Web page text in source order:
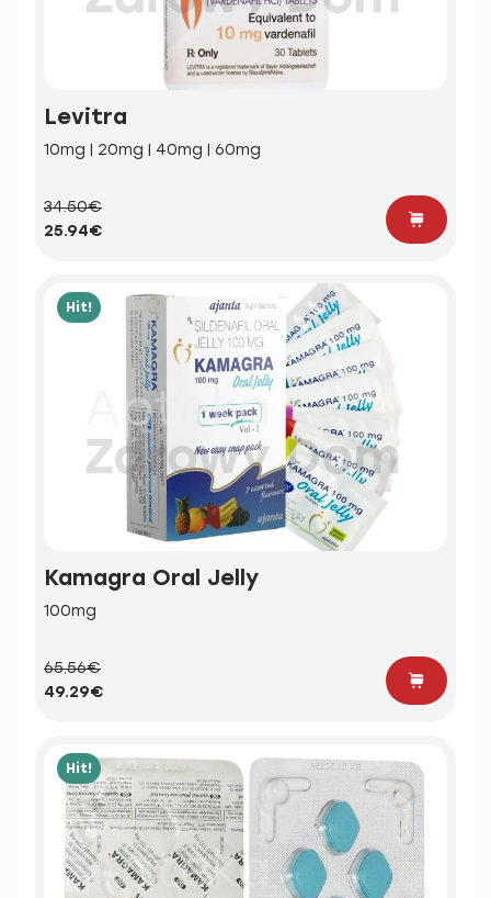
Levitra
10mg | 20mg | 40mg | 60mg
34.50€
25.94€
Hit!
Kamagra Oral Jelly
100mg
65.56€
49.29€
Hit!